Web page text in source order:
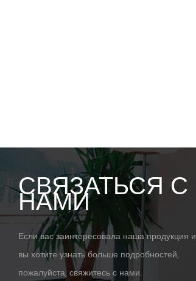
СВЯЗАТЬСЯ С
НАМИ
Если вас заинтересовала наша продукция и
вы хотите узнать больше подробностей,
пожалуйста, свяжитесь с нами.